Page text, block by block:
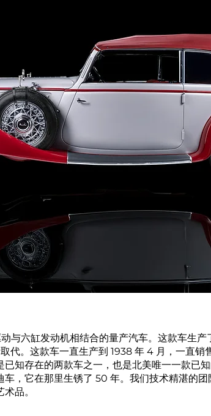
六缸发动机相结合的量产汽车。这款车生产
。这款车一直生产到 1938 年 4 月，一直销
知存在的两款车之一，也是北美唯一一款已
，它在那里生锈了 50 年。我们技术精湛的
品。